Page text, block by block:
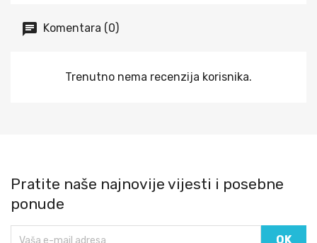
Komentara (0)
Trenutno nema recenzija korisnika.
Pratite naše najnovije vijesti i posebne
ponude